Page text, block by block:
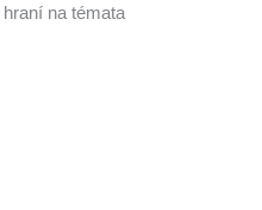
na témata